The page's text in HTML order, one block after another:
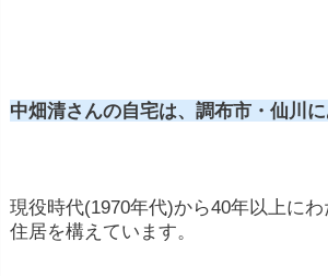
中畑清さんの自宅は、調布市・仙川に
現役時代(1970年代)から40年以上に
住居を構えています。